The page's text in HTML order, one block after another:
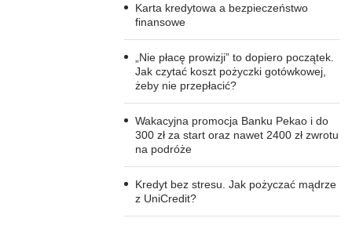
Karta kredytowa a bezpieczeństwo
finansowe
„Nie płacę prowizji” to dopiero początek.
Jak czytać koszt pożyczki gotówkowej,
żeby nie przepłacić?
Wakacyjna promocja Banku Pekao i do
300 zł za start oraz nawet 2400 zł zwrotu
na podróże
Kredyt bez stresu. Jak pożyczać mądrze
z UniCredit?